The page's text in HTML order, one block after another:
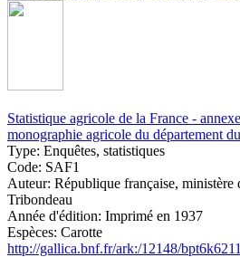
Statistique agricole de la France -
monographie agricole du département
Type: Enquêtes, statistiques
Code: SAF1
Auteur: République française, ministère
Tribondeau
Année d'édition: Imprimé en 1937
Espèces: Carotte
http://gallica.bnf.fr/ark:/12148/